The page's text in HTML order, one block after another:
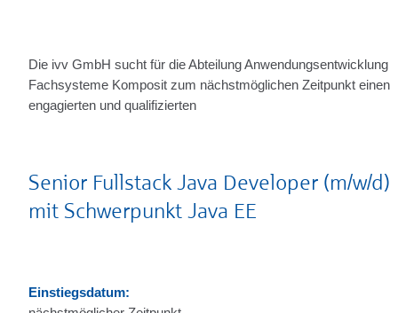
Die ivv GmbH sucht für die Abteilung Anwendungsentwicklung
Fachsysteme Komposit zum nächstmöglichen Zeitpunkt einen
engagierten und qualifizierten
Senior Fullstack Java Developer (m/w/d)
mit Schwerpunkt Java EE
Einstiegsdatum: